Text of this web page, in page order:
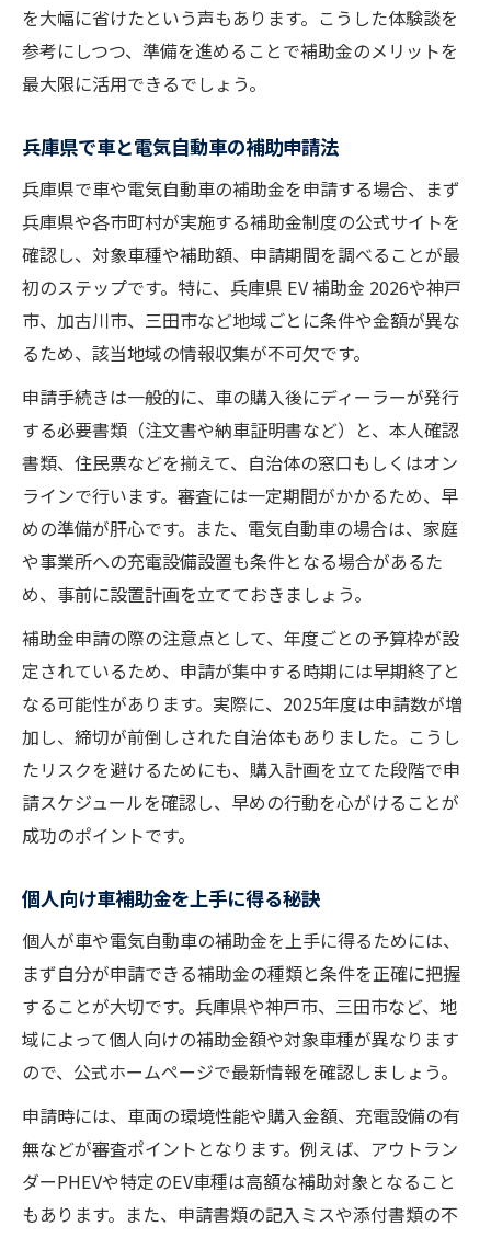
電気自動車と車のコスト差を詳しく解説
車にかかる電気代とガソリン代の試算例
車購入後のコスト削減術を徹底比較
兵庫県で車と電動車の節約術を知る
車費用を抑える実践的な活用アイデア
電気自動車で節約できる費用のポイント
車の運用コスト削減に役立つ最新情報
を大幅に省けたという声もあります。こうした体験談を
参考にしつつ、準備を進めることで補助金のメリットを
最大限に活用できるでしょう。
兵庫県で車と電気自動車の補助申請法
兵庫県で車や電気自動車の補助金を申請する場合、まず
兵庫県や各市町村が実施する補助金制度の公式サイトを
確認し、対象車種や補助額、申請期間を調べることが最
初のステップです。特に、兵庫県 EV 補助金 2026や神戸
市、加古川市、三田市など地域ごとに条件や金額が異な
るため、該当地域の情報収集が不可欠です。
申請手続きは一般的に、車の購入後にディーラーが発行
する必要書類（注文書や納車証明書など）と、本人確認
書類、住民票などを揃えて、自治体の窓口もしくはオン
ラインで行います。審査には一定期間がかかるため、早
めの準備が肝心です。また、電気自動車の場合は、家庭
や事業所への充電設備設置も条件となる場合があるた
め、事前に設置計画を立てておきましょう。
補助金申請の際の注意点として、年度ごとの予算枠が設
定されているため、申請が集中する時期には早期終了と
なる可能性があります。実際に、2025年度は申請数が増
加し、締切が前倒しされた自治体もありました。こうし
たリスクを避けるためにも、購入計画を立てた段階で申
請スケジュールを確認し、早めの行動を心がけることが
成功のポイントです。
個人向け車補助金を上手に得る秘訣
個人が車や電気自動車の補助金を上手に得るためには、
まず自分が申請できる補助金の種類と条件を正確に把握
することが大切です。兵庫県や神戸市、三田市など、地
域によって個人向けの補助金額や対象車種が異なります
ので、公式ホームページで最新情報を確認しましょう。
申請時には、車両の環境性能や購入金額、充電設備の有
無などが審査ポイントとなります。例えば、アウトラン
ダーPHEVや特定のEV車種は高額な補助対象となること
もあります。また、申請書類の記入ミスや添付書類の不